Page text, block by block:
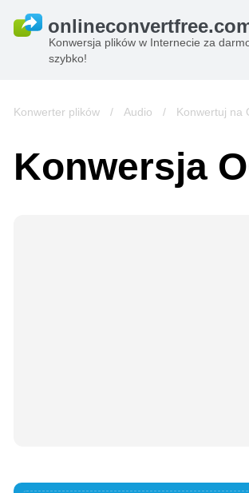
Konwersja plików w Internecie za
szybko!
Konwerter plików / Audio / Konwertuj na
Konwersja